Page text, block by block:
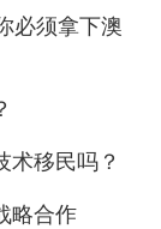
必须拿下澳
术移民吗？
略合作